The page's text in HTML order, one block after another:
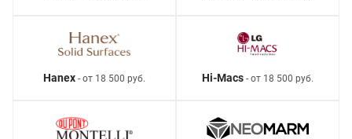
Hanex - от 18 500 руб. Hi-Macs - от 18 500 руб.